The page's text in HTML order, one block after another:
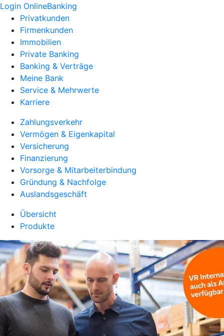
Login OnlineBanking
Privatkunden
Firmenkunden
Immobilien
Private Banking
Banking & Verträge
Meine Bank
Service & Mehrwerte
Karriere
Zahlungsverkehr
Vermögen & Eigenkapital
Versicherung
Finanzierung
Vorsorge & Mitarbeiterbindung
Gründung & Nachfolge
Auslandsgeschäft
Übersicht
Produkte